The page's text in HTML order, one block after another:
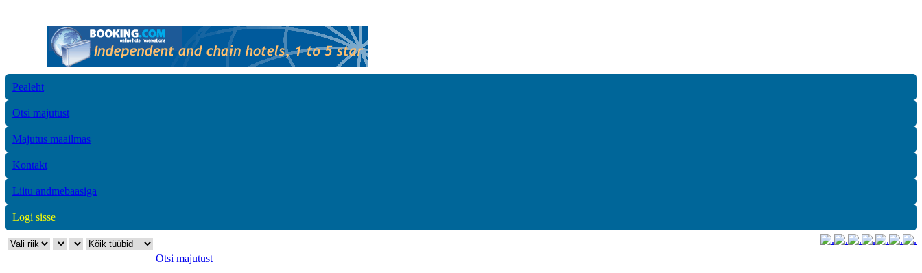
Pealeht
Otsi majutust
Majutus maailmas
Kontakt
Liitu andmebaasiga
Logi sisse
Otsi majutust